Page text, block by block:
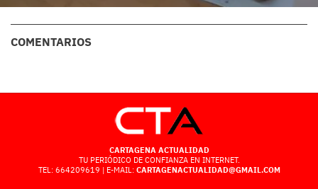
COMENTARIOS
CARTAGENA ACTUALIDAD
TU PERIÓDICO DE CONFIANZA EN INTERNET.
TEL: 664209619 | E-MAIL: CARTAGENACTUALIDAD@GMAIL.COM